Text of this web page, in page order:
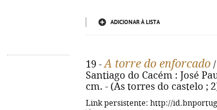
ADICIONAR À LISTA
19 -A torre do enforcado
Santiago do Cacém : José
cm. - (As torres do castelo ;
Link persistente: http://